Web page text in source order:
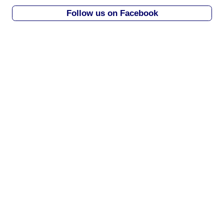
i
Follow us on Facebook